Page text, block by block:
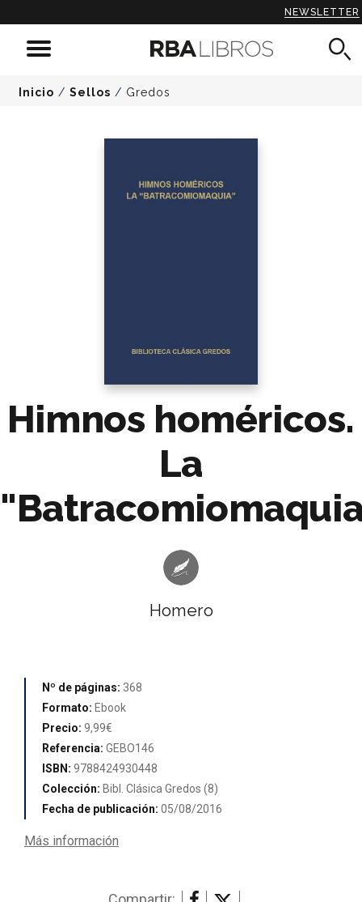
NEWSLETTER
Inicio / Sellos / Gredos
Himnos homéricos.
La
Homero
Nº de páginas: 368
Formato: Ebook
Precio: 9,99€
Referencia: GEBO146
ISBN: 9788424930448
Colección: Bibl. Clásica Gredos (8)
Fecha de publicación: 05/08/2016
Más información